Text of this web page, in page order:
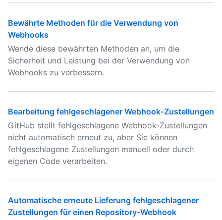
Bewährte Methoden für die Verwendung von
Webhooks
Wende diese bewährten Methoden an, um die
Sicherheit und Leistung bei der Verwendung von
Webhooks zu verbessern.
Bearbeitung fehlgeschlagener Webhook-Zustellungen
GitHub stellt fehlgeschlagene Webhook-Zustellungen
nicht automatisch erneut zu, aber Sie können
fehlgeschlagene Zustellungen manuell oder durch
eigenen Code verarbeiten.
Automatische erneute Lieferung fehlgeschlagener
Zustellungen für einen Repository-Webhook